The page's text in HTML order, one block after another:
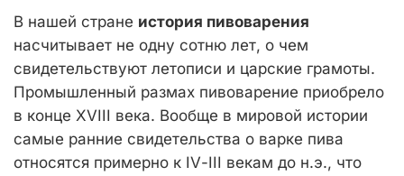
В нашей стране история пивоварения
насчитывает не одну сотню лет, о чем
свидетельствуют летописи и царские грамоты.
Промышленный размах пивоварение приобрело
в конце XVIII века. Вообще в мировой истории
самые ранние свидетельства о варке пива
относятся примерно к IV-III векам до н.э., что